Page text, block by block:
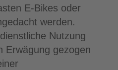
E-Bikes oder
werden.
Nutzung
Erwägung gezogen